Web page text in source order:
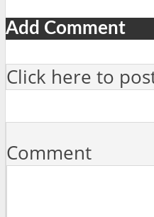
Add Comment
Click here to
Comment